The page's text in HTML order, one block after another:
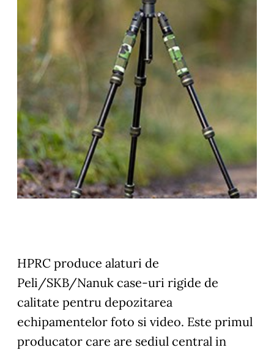
HPRC produce alaturi de
Peli/SKB/Nanuk case-uri rigide de
calitate pentru depozitarea
echipamentelor foto si video. Este primul
producator care are sediul central in